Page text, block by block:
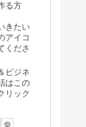
る方
きたい
アイコ
くださ
ビジネ
はこの
リック